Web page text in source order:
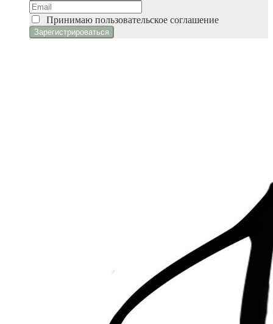
Принимаю пользовательское соглашение